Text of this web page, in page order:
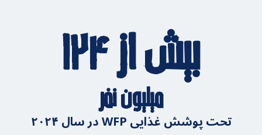
بیش از ۱۲۴
میلیون نفر
تحت پوشش غذایی WFP در سال ۲۰۲۴